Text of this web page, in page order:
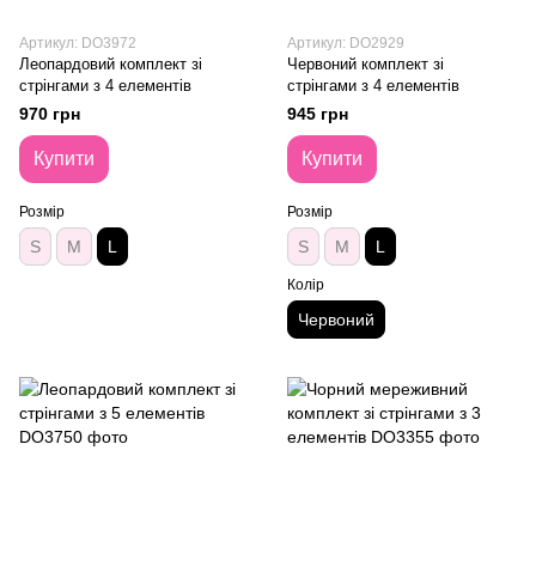
Артикул: DO3972
Леопардовий комплект зі
стрінгами з 4 елементів
970 грн
Купити
Розмір
S M L
Артикул: DO2929
Червоний комплект зі
стрінгами з 4 елементів
945 грн
Купити
Розмір
S M L
Колір
Червоний